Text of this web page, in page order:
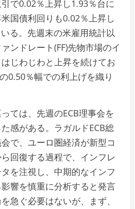
で0.02％上昇し1.93％台に
国債利回りも0.02％上昇し
る。先週末の米雇用統計以
ンドレート(FF)先物市場のイ
じわじわと上昇を続けてお
0.50％幅での利上げを織り
ては、先週のECB理事会を
感がある。ラガルドECB総
で、ユーロ圏経済が新型コ
回復する過程で、インフレ
を注視し、中期的なインフ
響を慎重に分析すると発言
急ぐ必要はないが、まず、